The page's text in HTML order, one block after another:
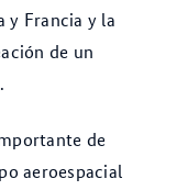
y Francia y la
de un
de
aeroespacial